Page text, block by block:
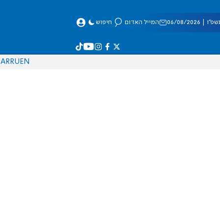
08/2026 המייל האדום חיפוש
EN
RU
AR